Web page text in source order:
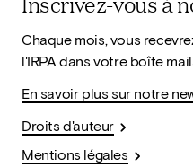
Chaque mois, vous
l'IRPA dans votre boîte
En savoir plus sur notre
Droits d'auteur
Mentions légales